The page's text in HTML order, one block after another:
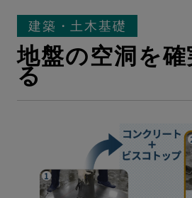
建築・土木基礎
地盤の空洞を確
る